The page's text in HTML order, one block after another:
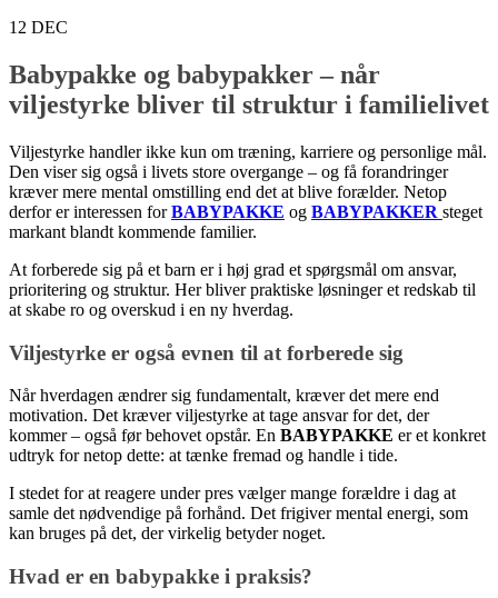
12 DEC
Babypakke og babypakker – når
viljestyrke bliver til struktur i familielivet
Viljestyrke handler ikke kun om træning, karriere og personlige mål.
Den viser sig også i livets store overgange – og få forandringer
kræver mere mental omstilling end det at blive forælder. Netop
derfor er interessen forBABYPAKKE og BABYPAKKER steget
markant blandt kommende familier.
At forberede sig på et barn er i høj grad et spørgsmål om ansvar,
prioritering og struktur. Her bliver praktiske løsninger et redskab til
at skabe ro og overskud i en ny hverdag.
Viljestyrke er også evnen til at forberede sig
Når hverdagen ændrer sig fundamentalt, kræver det mere end
motivation. Det kræver viljestyrke at tage ansvar for det, der
kommer – også før behovet opstår. En BABYPAKKE er et konkret
udtryk for netop dette: at tænke fremad og handle i tide.
I stedet for at reagere under pres vælger mange forældre i dag at
samle det nødvendige på forhånd. Det frigiver mental energi, som
kan bruges på det, der virkelig betyder noget.
Hvad er en babypakke i praksis?